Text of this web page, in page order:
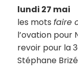
lundi 27 mai
les motsfaire
l’ovation pour
revoir pour la
Stéphane Brizé